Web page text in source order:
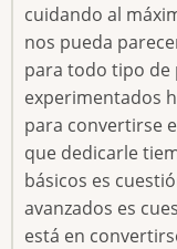
cuidando al
nos pueda
para todo tipo de
experimentados
para convertirse
que dedicarle
básicos es
avanzados es
está en